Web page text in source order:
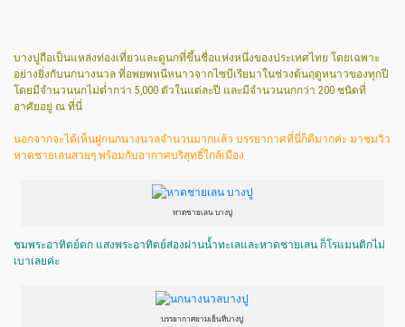
บางปูถือเป็นแหล่งท่องเที่ยวและดูนกที่ขึ้นชื่อแห่งหนึ่งของประเทศไทย โดยเฉพาะ
อย่างยิ่งกับนกนางนวล ที่อพยพหนีหนาวจากไซบีเรียมาในช่วงต้นฤดูหนาวของทุกปี
โดยมีจำนวนนกไม่ต่ำกว่า 5,000 ตัวในแต่ละปี และมีจำนวนนกกว่า 200 ชนิดที่
อาศัยอยู่ ณ ที่นี่
นอกจากจะได้เห็นฝูกนกนางนวลจำนวนมากแล้ว บรรยากาศที่นี่ก็ดีมากค่ะ มาชมวิว
หาดชายเลนสวยๆ พร้อมกับอากาศบริสุทธิ์ใกล้เมือง
หาดชายเลน บางปู
ชมพระอาทิตย์ตก แสงพระอาทิตย์ส่องผ่านน้ำทะเลและหาดชายเลน ก็โรแมนติกไม่
เบาเลยค่ะ
บรรยากาศยามเย็นที่บางปู